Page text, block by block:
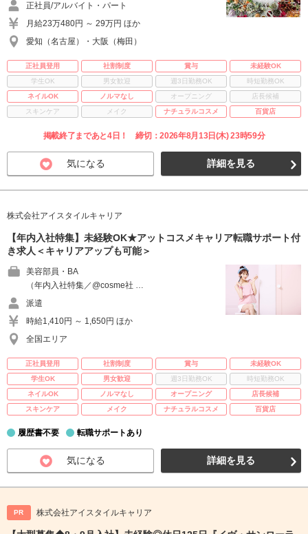
正社員/アルバイト・パート
月給23万480円 ～ 29万円 ほか
愛知（名古屋）・大阪（梅田）
正社員登用 社割制度 賞与
未経験OK
学生OK
男女歓迎 週3日勤務OK
時短勤務OK
ネイルOK
ノルマなし オープニング
店長候補
スキンケア
メイク ナチュラルコスメ 百貨店
掲載終了まであと4日！ 締切：2026年8月13日(木) 23時59分
気になる 詳細を見る
株式会社アイスタイルキャリア
【年内入社特集】未経験OK★アットコスメキャリア転職サポート付
き求人＜キャリアアップも可能＞
美容部員・BA
（年内入社特集／@cosme社 …
派遣
時給1,410円 ～ 1,650円 ほか
全国エリア
正社員登用 社割制度 賞与
未経験OK
学生OK
男女歓迎 週3日勤務OK
時短勤務OK
ネイルOK
ノルマなし オープニング
店長候補
スキンケア
メイク ナチュラルコスメ 百貨店
履歴書不要 転職サポートあり
気になる 詳細を見る
PR 株式会社アイスタイルキャリア